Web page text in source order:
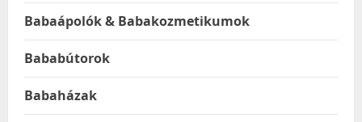
Babaápolók & Babakozmetikumok
Bababútorok
Babaházak